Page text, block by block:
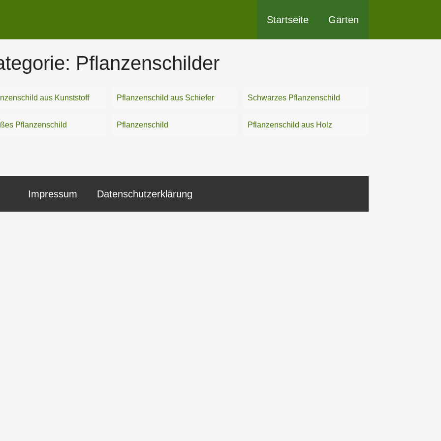
Startseite Garten
Pflanzenschilder
aus Kunststoff Pflanzenschild aus Schiefer Schwarzes Pflanzenschild
Pflanzenschild Pflanzenschild Pflanzenschild aus Holz
Impressum Datenschutzerklärung